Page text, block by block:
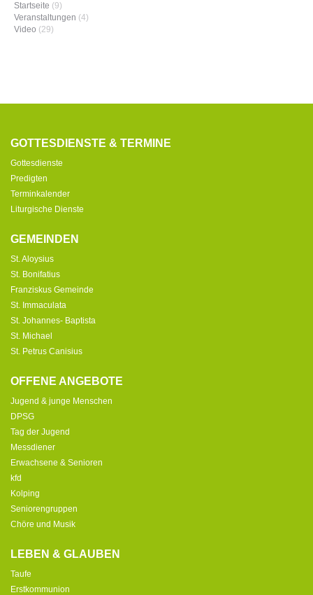
Startseite (9)
Veranstaltungen (4)
Video (29)
GOTTESDIENSTE & TERMINE
Gottesdienste
Predigten
Terminkalender
Liturgische Dienste
GEMEINDEN
St. Aloysius
St. Bonifatius
Franziskus Gemeinde
St. Immaculata
St. Johannes- Baptista
St. Michael
St. Petrus Canisius
OFFENE ANGEBOTE
Jugend & junge Menschen
DPSG
Tag der Jugend
Messdiener
Erwachsene & Senioren
kfd
Kolping
Seniorengruppen
Chöre und Musik
LEBEN & GLAUBEN
Taufe
Erstkommunion